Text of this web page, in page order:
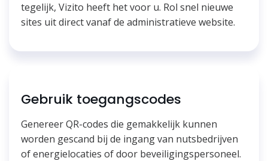
tegelijk, Vizito heeft het voor u. Rol snel nieuwe
sites uit direct vanaf de administratieve website.
Gebruik toegangscodes
Genereer QR-codes die gemakkelijk kunnen
worden gescand bij de ingang van nutsbedrijven
of energielocaties of door beveiligingspersoneel.